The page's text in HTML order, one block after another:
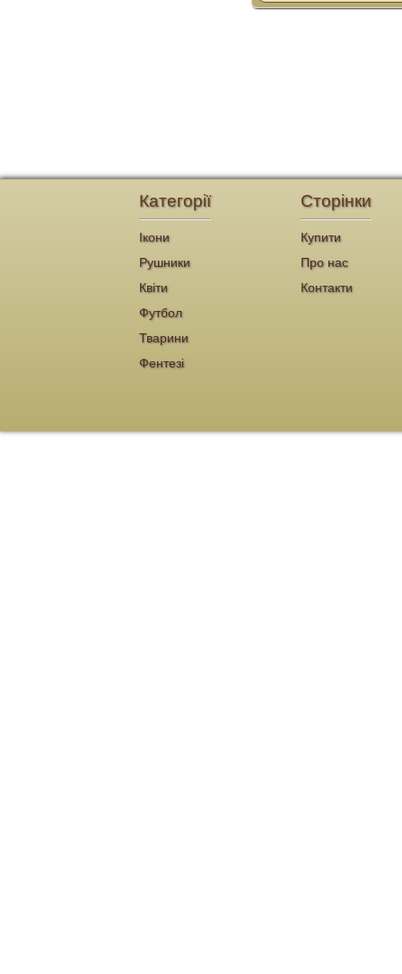
Сторінки
Купити
Про нас
Контакти
Категорії
Ікони
Рушники
Квіти
Футбол
Тварини
Фентезі